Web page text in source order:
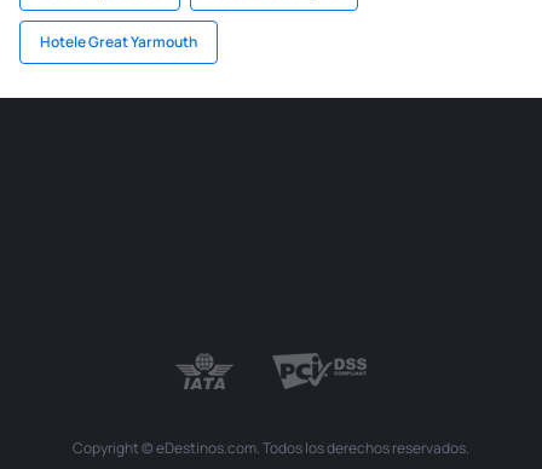
Hotele Great Yarmouth
Copyright © eDestinos.com. Todos los derechos reservados.